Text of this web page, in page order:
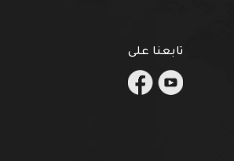
تابعنا على